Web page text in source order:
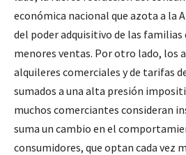
económica nacional que azota a la
del poder adquisitivo de las familias
menores ventas. Por otro lado, los
alquileres comerciales y de tarifas
sumados a una alta presión
muchos comerciantes consideran
suma un cambio en el
consumidores, que optan cada vez